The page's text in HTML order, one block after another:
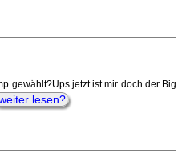
gewählt?Ups jetzt ist mir doch der Big
lesen?